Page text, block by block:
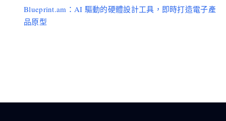
Blueprint.am：AI 驅動的硬體設計工具，即時打造電子產
品原型